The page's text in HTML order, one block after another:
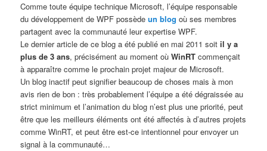
Comme toute équipe technique Microsoft, l’équipe responsable
du développement de WPF possèdeun blog où ses membres
partagent avec la communauté leur expertise WPF.
Le dernier article de ce blog a été publié en mai 2011 soitil y a
plus de 3 ans, précisément au moment oùWinRT commençait
à apparaître comme le prochain projet majeur de Microsoft.
Un blog inactif peut signifier beaucoup de choses mais à mon
avis rien de bon : très probablement l’équipe a été dégraissée au
strict minimum et l’animation du blog n’est plus une priorité, peut
être que les meilleurs éléments ont été affectés à d’autres projets
comme WinRT, et peut être est-ce intentionnel pour envoyer un
signal à la communauté…